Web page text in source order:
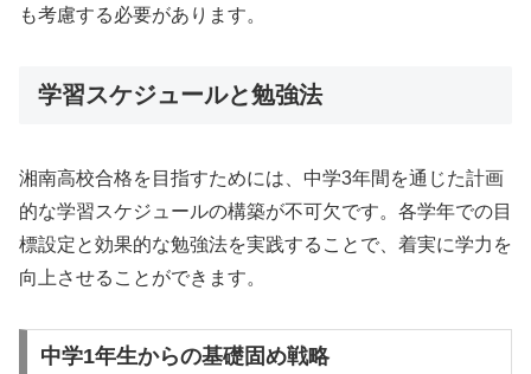
も考慮する必要があります。
学習スケジュールと勉強法
湘南高校合格を目指すためには、中学3年間を通じた計画
的な学習スケジュールの構築が不可欠です。各学年での目
標設定と効果的な勉強法を実践することで、着実に学力を
向上させることができます。
中学1年生からの基礎固め戦略